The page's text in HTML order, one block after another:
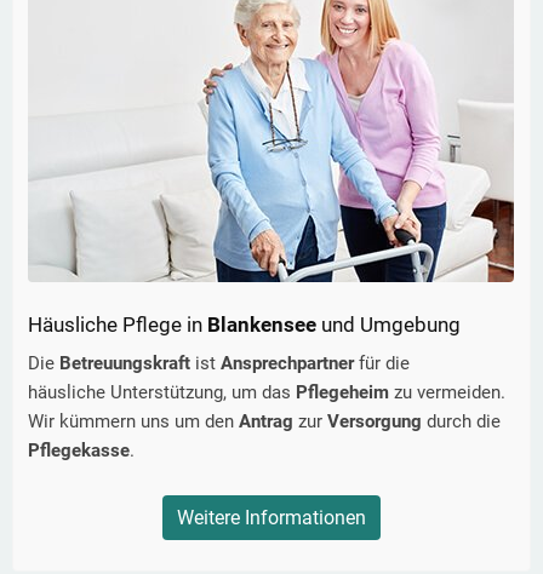
Häusliche Pflege in Blankensee und Umgebung
Die Betreuungskraft ist Ansprechpartnerfür die
häusliche Unterstützung, um das Pflegeheim zu vermeiden.
Wir kümmern uns um den Antrag zur Versorgung durch die
Pflegekasse.
Weitere Informationen